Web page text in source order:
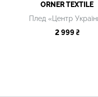
ORNER TEXTILE
Плед «Центр
2 999 ₴